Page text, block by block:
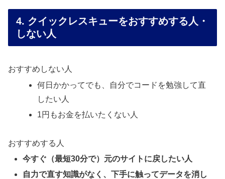
4. クイックレスキューをおすすめする人・
しない人
おすすめしない人
何日かかってでも、自分でコードを勉強して直
したい人
1円もお金を払いたくない人
おすすめする人
今すぐ（最短30分で）元のサイトに戻したい人
自力で直す知識がなく、下手に触ってデータを消し